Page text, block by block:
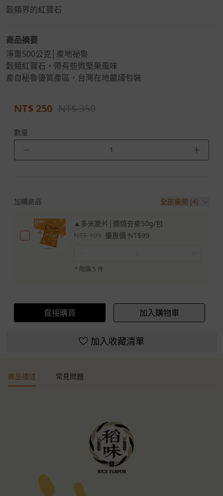
穀類界的紅寶石
商品摘要
淨重500公克│產地祕魯
穀類紅寶石，帶有些微堅果風味
產自秘魯優質產區，台灣在地嚴謹包裝
NT$ 250 NT$ 350
數量
－ ＋
加購商品 全部展開 (4)
▲多米脆片│醬燒夯麥50g/包
NT$ 109 優惠價 NT$99
* 限購 5 件
直接購買 加入購物車
加入收藏清單
商品描述 常見問題